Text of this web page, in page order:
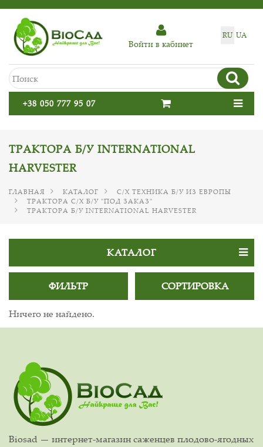
RU UA
Войти в кабинет
+38 050 777 95 07
ТРАКТОРА Б/У INTERNATIONAL
HARVESTER
ГЛАВНАЯ КАТАЛОГ
С/Х ТЕХНИКА Б/У ИЗ ЕВРОПЫ
ТРАКТОРА С/Х Б/У "ПОД ЗАКАЗ"
ТРАКТОРА Б/У INTERNATIONAL HARVESTER
КАТАЛОГ
ФИЛЬТР СОРТИРОВКА
Ничего не найдено.
Biosad — интернет-магазин саженцев плодово-ягодных